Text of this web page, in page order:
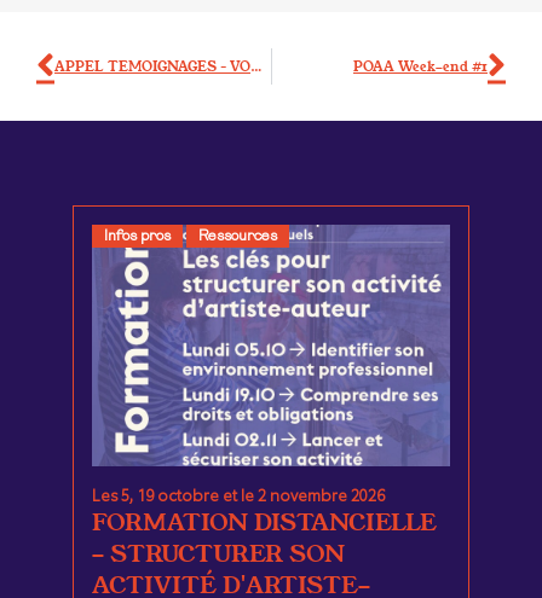
APPEL TEMOIGNAGES – VOTRE ARBRE -JUDITH AVENEL & LE RUBAN VERT (21) POAA Week-end #1
Infos pros Ressources
Les 5, 19 octobre et le 2 novembre 2026
FORMATION DISTANCIELLE
- STRUCTURER SON
ACTIVITÉ D'ARTISTE-